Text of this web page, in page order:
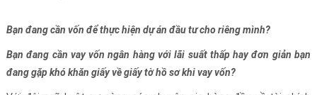
Bạn đang cần vốn để thực hiện dự án đầu tư cho riêng mình?
Bạn đang cần vay vốn ngân hàng với lãi suất thấp hay đơn giản bạn
đang gặp khó khăn giấy về giấy tờ hồ sơ khi vay vốn?